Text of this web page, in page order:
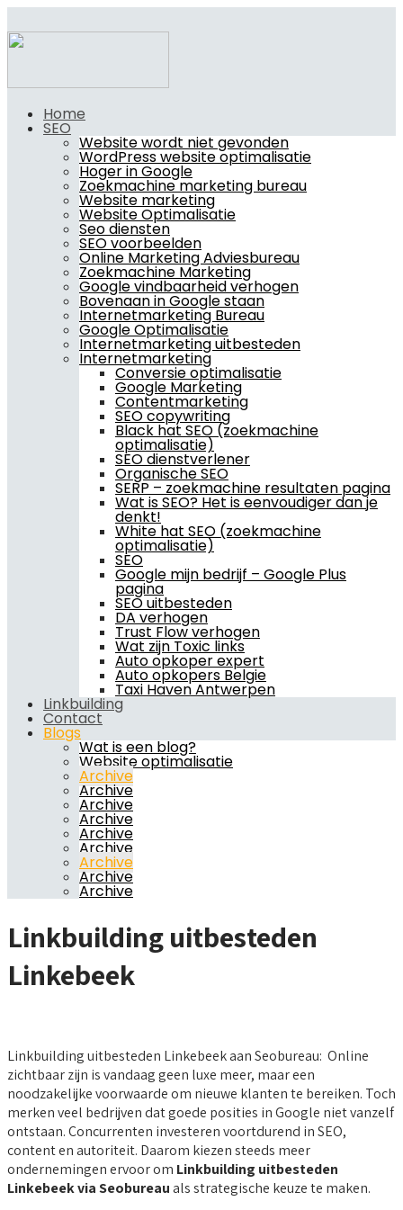
Home
SEO
Website wordt niet gevonden
WordPress website optimalisatie
Hoger in Google
Zoekmachine marketing bureau
Website marketing
Website Optimalisatie
Seo diensten
SEO voorbeelden
Online Marketing Adviesbureau
Zoekmachine Marketing
Google vindbaarheid verhogen
Bovenaan in Google staan
Internetmarketing Bureau
Google Optimalisatie
Internetmarketing uitbesteden
Internetmarketing
Conversie optimalisatie
Google Marketing
Contentmarketing
SEO copywriting
Black hat SEO (zoekmachine
optimalisatie)
SEO dienstverlener
Organische SEO
SERP – zoekmachine resultaten pagina
Wat is SEO? Het is eenvoudiger dan je
denkt!
White hat SEO (zoekmachine
optimalisatie)
SEO
Google mijn bedrijf – Google Plus
pagina
SEO uitbesteden
DA verhogen
Trust Flow verhogen
Wat zijn Toxic links
Auto opkoper expert
Auto opkopers Belgie
Taxi Haven Antwerpen
Linkbuilding
Contact
Blogs
Wat is een blog?
Website optimalisatie
Archive
Archive
Archive
Archive
Archive
Archive
Archive
Archive
Archive
Linkbuilding uitbesteden
Linkebeek
Linkbuilding uitbesteden Linkebeek aan Seobureau: Online
zichtbaar zijn is vandaag geen luxe meer, maar een
noodzakelijke voorwaarde om nieuwe klanten te bereiken. Toch
merken veel bedrijven dat goede posities in Google niet vanzelf
ontstaan. Concurrenten investeren voortdurend in SEO,
content en autoriteit. Daarom kiezen steeds meer
ondernemingen ervoor om Linkbuilding uitbesteden
Linkebeek via Seobureauals strategische keuze te maken.